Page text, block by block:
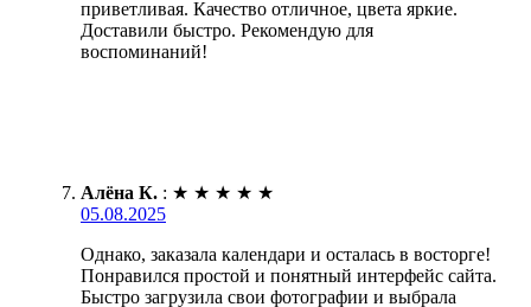
приветливая. Качество отличное, цвета яркие.
Доставили быстро. Рекомендую для
воспоминаний!
Алёна К. : ★ ★ ★ ★ ★
05.08.2025
Однако, заказала календари и осталась в восторге!
Понравился простой и понятный интерфейс сайта.
Быстро загрузила свои фотографии и выбрала